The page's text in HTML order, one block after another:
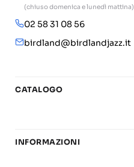
(chiuso domenica e lunedì mattina)
02 58 31 08 56
birdland@birdlandjazz.it
CATALOGO
Chitarra
INFORMAZIONI